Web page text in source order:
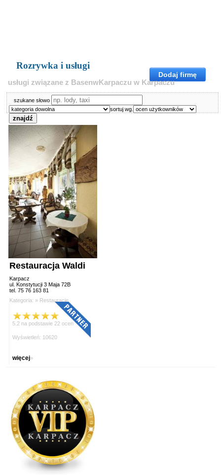
Rozrywka i usługi
usługi związane z BasenwKarpaczu w Karpaczu
Dodaj firmę
szukane słowo
sortuj wg.
Restauracja Waldi
Karpacz
ul. Konstytucji 3 Maja 72B
tel. 75 76 163 81
Kategoria: » Restauracje
5.2 na podstawie 22 ocen
Wyświetleń: 10620
więcej»